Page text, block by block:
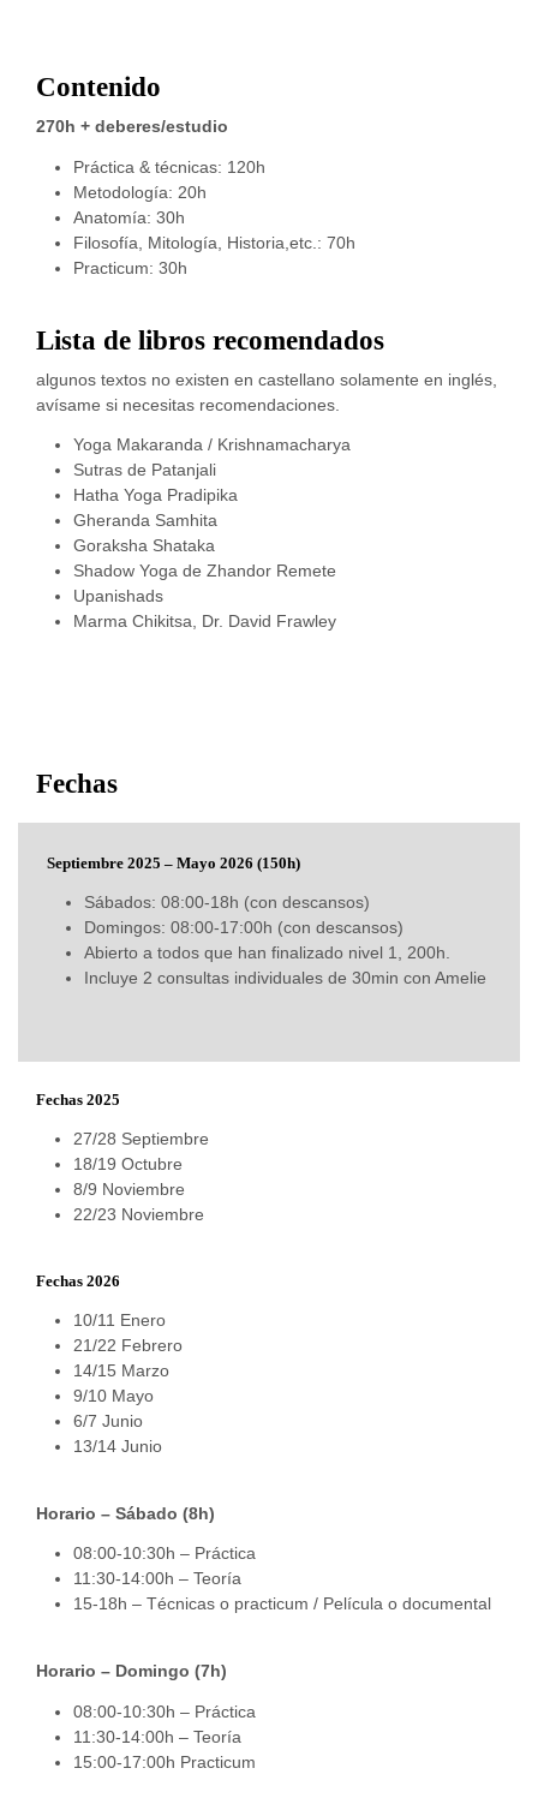
Contenido
270h + deberes/estudio
Práctica & técnicas: 120h
Metodología: 20h
Anatomía: 30h
Filosofía, Mitología, Historia,etc.: 70h
Practicum: 30h
Lista de libros recomendados
algunos textos no existen en castellano solamente en inglés,
avísame si necesitas recomendaciones.
Yoga Makaranda / Krishnamacharya
Sutras de Patanjali
Hatha Yoga Pradipika
Gheranda Samhita
Goraksha Shataka
Shadow Yoga de Zhandor Remete
Upanishads
Marma Chikitsa, Dr. David Frawley
Fechas
Septiembre 2025 – Mayo 2026 (150h)
Sábados: 08:00-18h (con descansos)
Domingos: 08:00-17:00h (con descansos)
Abierto a todos que han finalizado nivel 1, 200h.
Incluye 2 consultas individuales de 30min con Amelie
Fechas 2025
27/28 Septiembre
18/19 Octubre
8/9 Noviembre
22/23 Noviembre
Fechas 2026
10/11 Enero
21/22 Febrero
14/15 Marzo
9/10 Mayo
6/7 Junio
13/14 Junio
Horario – Sábado (8h)
08:00-10:30h – Práctica
11:30-14:00h – Teoría
15-18h – Técnicas o practicum / Película o documental
Horario – Domingo (7h)
08:00-10:30h – Práctica
11:30-14:00h – Teoría
15:00-17:00h Practicum